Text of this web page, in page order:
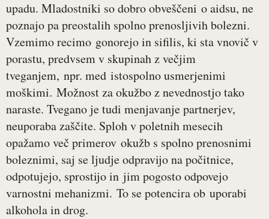
upadu. Mladostniki so dobro obveščeni o aidsu, ne
poznajo pa preostalih spolno prenosljivih bolezni.
Vzemimo recimo gonorejo in sifilis, ki sta vnovič v
porastu, predvsem v skupinah z večjim
tveganjem, npr. med istospolno usmerjenimi
moškimi. Možnost za okužbo z nevednostjo tako
naraste. Tvegano je tudi menjavanje partnerjev,
neuporaba zaščite. Sploh v poletnih mesecih
opažamo več primerov okužb s spolno prenosnimi
boleznimi, saj se ljudje odpravijo na počitnice,
odpotujejo, sprostijo in jim pogosto odpovejo
varnostni mehanizmi. To se potencira ob uporabi
alkohola in drog.